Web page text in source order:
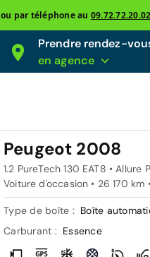
ou par téléphone au 09.72.72.20.02
Prendre rendez-
en agence
Peugeot 2008
1.2 PureTech 130 EAT8 • Allure
Voiture d'occasion • 26 170 km
Type de boîte : Boîte
Carburant : Essence